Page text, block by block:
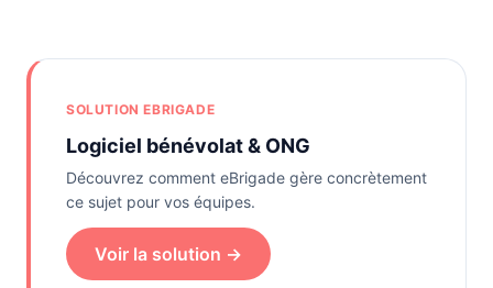
SOLUTION EBRIGADE
Logiciel bénévolat & ONG
Découvrez comment eBrigade gère concrètement
ce sujet pour vos équipes.
Voir la solution →